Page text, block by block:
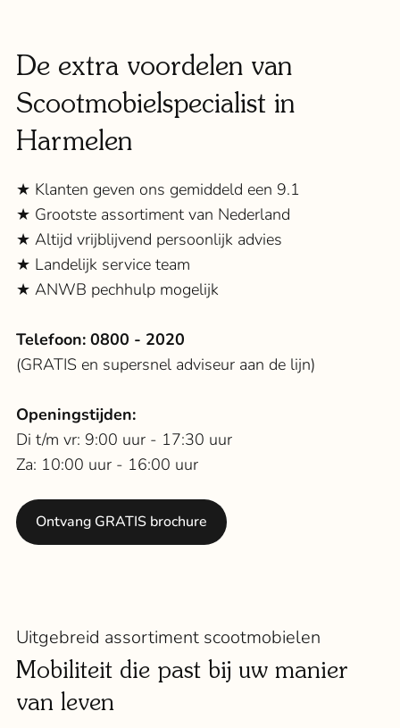
De extra voordelen van
Scootmobielspecialist in
Harmelen
★ Klanten geven ons gemiddeld een 9.1
★ Grootste assortiment van Nederland
★ Altijd vrijblijvend persoonlijk advies
★ Landelijk service team
★ ANWB pechhulp mogelijk
Telefoon: 0800 - 2020
(GRATIS en supersnel adviseur aan de lijn)
Openingstijden:
Di t/m vr: 9:00 uur - 17:30 uur
Za: 10:00 uur - 16:00 uur
Ontvang GRATIS brochure
Uitgebreid assortiment scootmobielen
Mobiliteit die past bij uw manier
van leven